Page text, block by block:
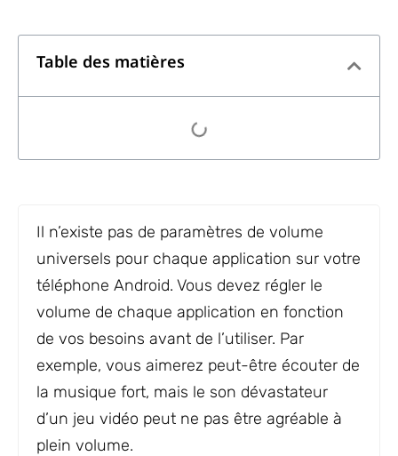
Table des matières
Il n’existe pas de paramètres de volume
universels pour chaque application sur votre
téléphone Android. Vous devez régler le
volume de chaque application en fonction
de vos besoins avant de l’utiliser. Par
exemple, vous aimerez peut-être écouter de
la musique fort, mais le son dévastateur
d’un jeu vidéo peut ne pas être agréable à
plein volume.